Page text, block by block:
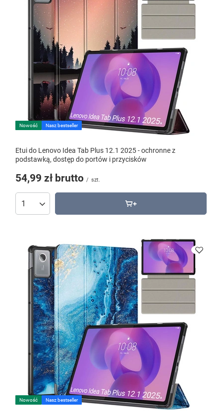
Nowość Nasz bestseller
Etui do Lenovo Idea Tab Plus 12.1 2025 - ochronne z
podstawką, dostęp do portów i przycisków
54,99 zł brutto / szt.
Nowość Nasz bestseller